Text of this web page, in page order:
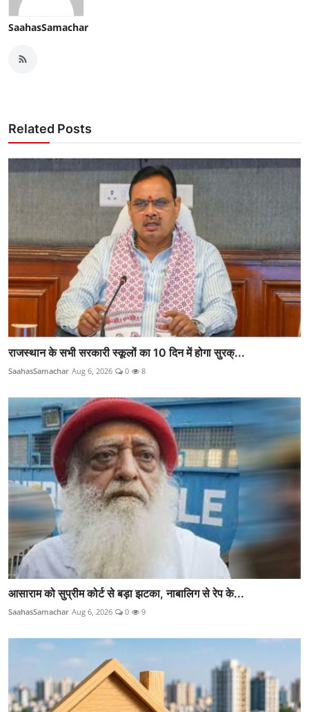
SaahasSamachar
Related Posts
राजस्थान के सभी सरकारी स्कूलों का 10 दिन में होगा सुरक्...
SaahasSamachar Aug 6, 2026 0 8
आसाराम को सुप्रीम कोर्ट से बड़ा झटका, नाबालिग से रेप के...
SaahasSamachar Aug 6, 2026 0 9